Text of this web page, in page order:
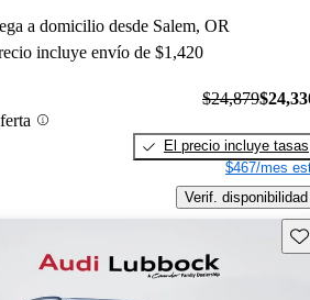
a domicilio desde Salem, OR
incluye envío de $1,420
$24,879
El precio incluye tasas
$467/mes
Verif. disponibilidad